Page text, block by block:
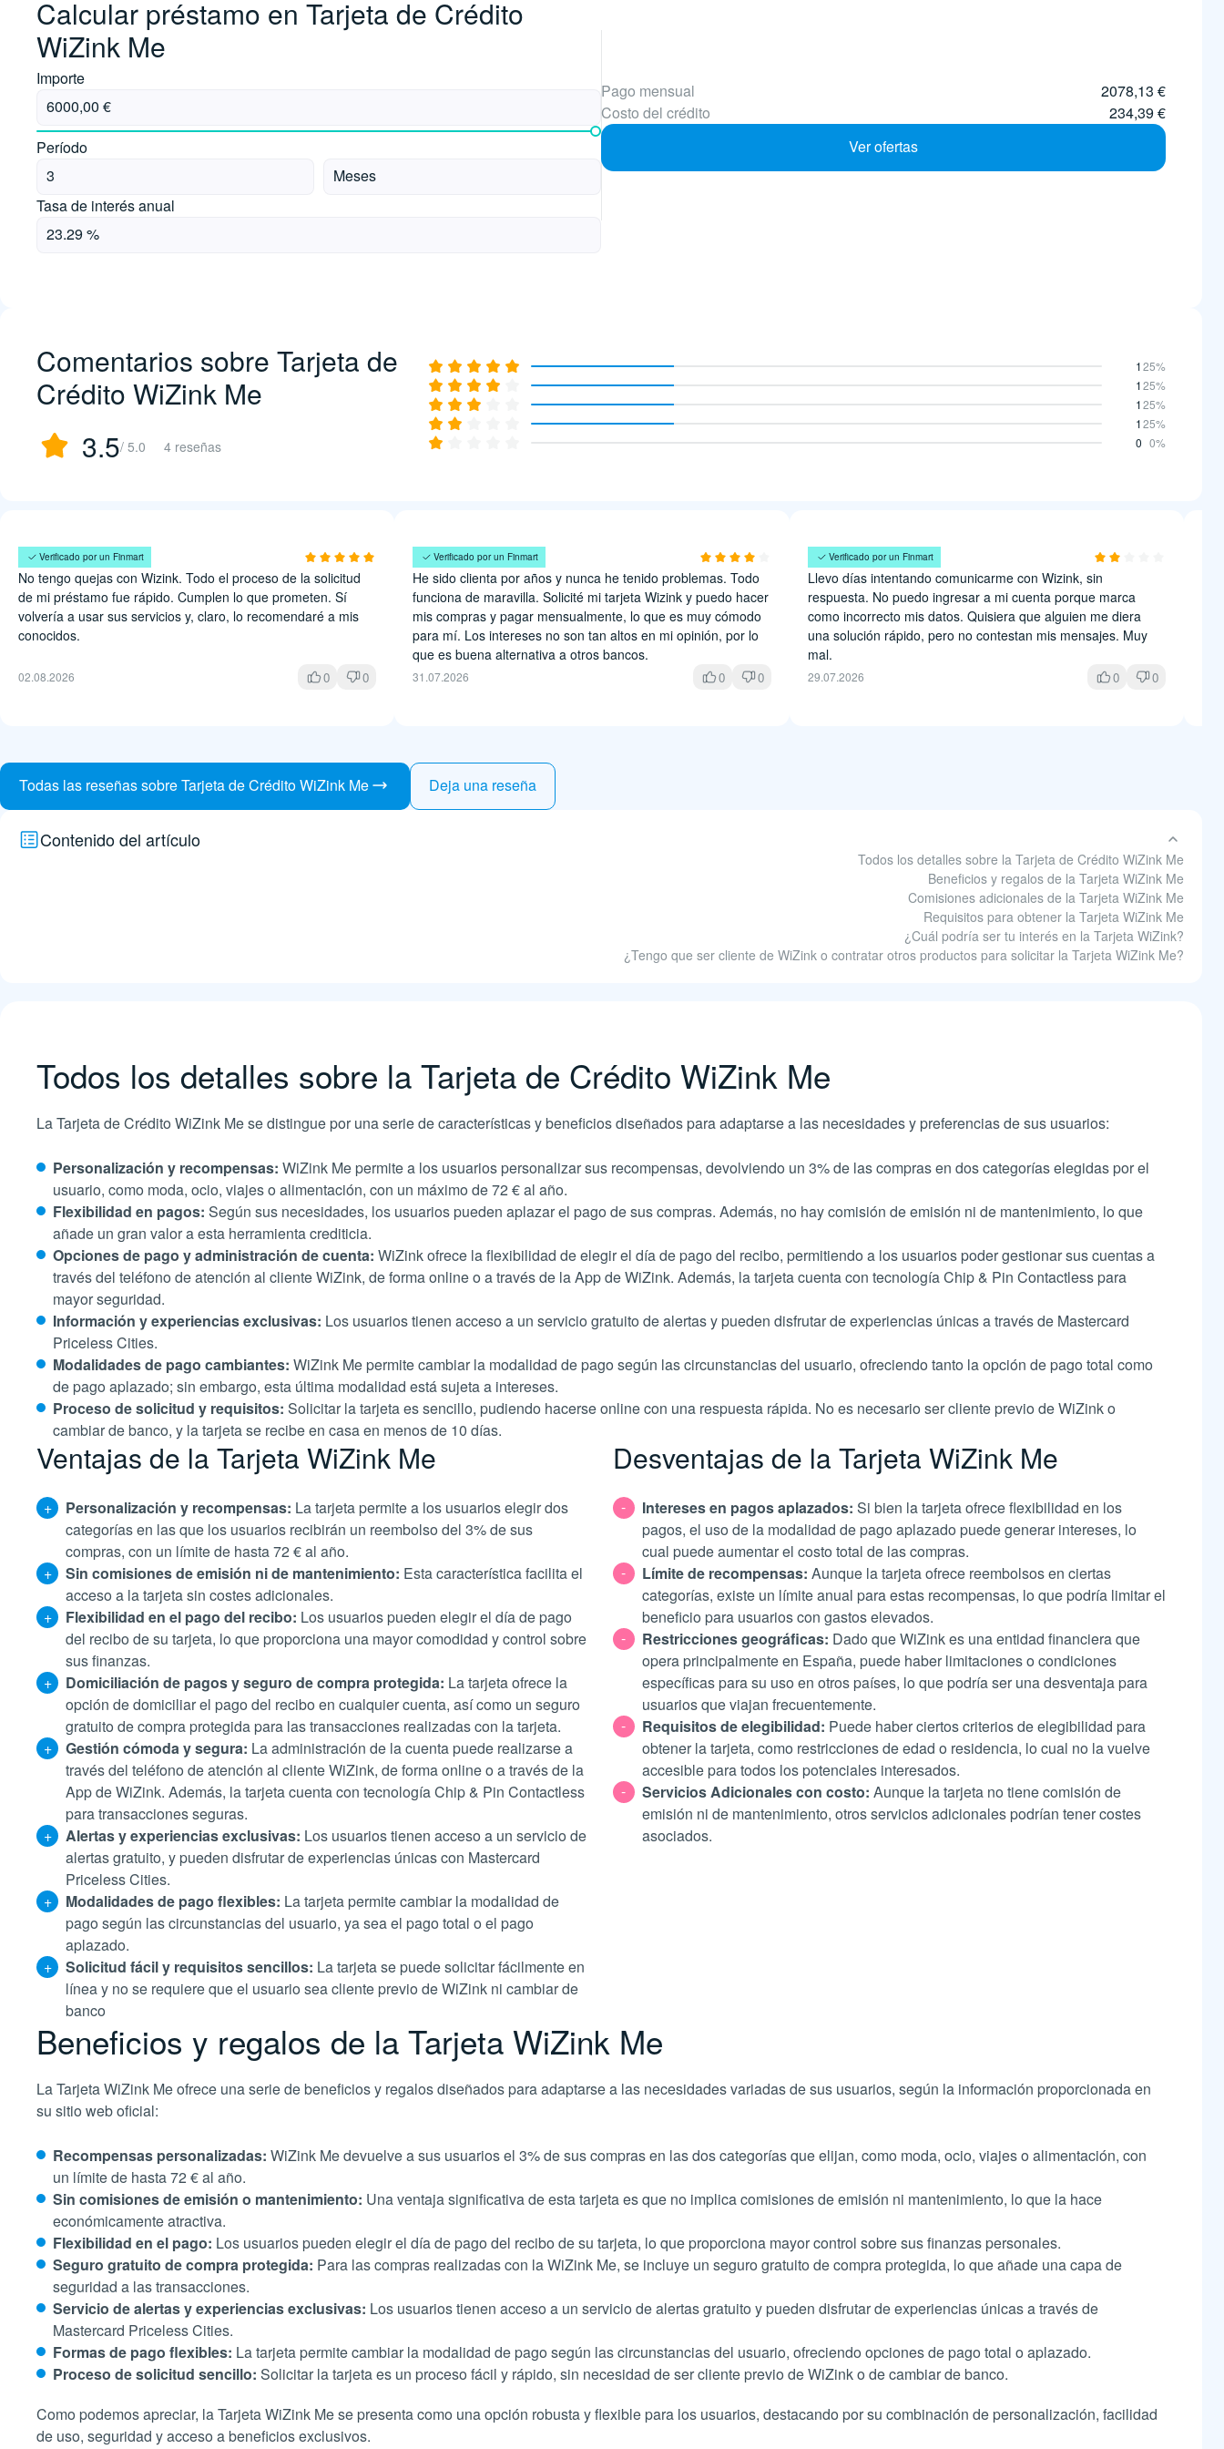
Calcular préstamo en Tarjeta de Crédito
WiZink Me
Importe
Período
Tasa de interés anual
Pago mensual
2078,13 €
Costo del crédito
234,39 €
Ver ofertas
Comentarios sobre Tarjeta de
Crédito WiZink Me
3.5/ 5.0 4 reseñas
125%
125%
125%
125%
0 0%
Fernando Valencia
No tengo quejas con Wizink. Todo el proceso de la solicitud
de mi préstamo fue rápido. Cumplen lo que prometen. Sí
volvería a usar sus servicios y, claro, lo recomendaré a mis
conocidos.
02.08.2026 0 0
Verificado por un Finmart Melissa Orozco
He sido clienta por años y nunca he tenido problemas. Todo
funciona de maravilla. Solicité mi tarjeta Wizink y puedo hacer
mis compras y pagar mensualmente, lo que es muy cómodo
para mí. Los intereses no son tan altos en mi opinión, por lo
que es buena alternativa a otros bancos.
31.07.2026 0 0
Verificado por un Finmart Carmen Carrillo
Llevo días intentando comunicarme con Wizink, sin
respuesta. No puedo ingresar a mi cuenta porque marca
como incorrecto mis datos. Quisiera que alguien me diera
una solución rápido, pero no contestan mis mensajes. Muy
mal.
29.07.2026 0 0
Verificado por un Finmart
Todas las reseñas sobre Tarjeta de Crédito WiZink Me Deja una reseña
Contenido del artículo
Todos los detalles sobre la Tarjeta de Crédito WiZink Me
Beneficios y regalos de la Tarjeta WiZink Me
Comisiones adicionales de la Tarjeta WiZink Me
Requisitos para obtener la Tarjeta WiZink Me
¿Cuál podría ser tu interés en la Tarjeta WiZink?
¿Tengo que ser cliente de WiZink o contratar otros productos para solicitar la Tarjeta WiZink Me?
Todos los detalles sobre la Tarjeta de Crédito WiZink Me
La Tarjeta de Crédito WiZink Me se distingue por una serie de características y beneficios diseñados para adaptarse a las necesidades y preferencias de sus usuarios:
Personalización y recompensas: WiZink Me permite a los usuarios personalizar sus recompensas, devolviendo un 3% de las compras en dos categorías elegidas por el
usuario, como moda, ocio, viajes o alimentación, con un máximo de 72 € al año​​.
Flexibilidad en pagos: Según sus necesidades, los usuarios pueden aplazar el pago de sus compras. Además, no hay comisión de emisión ni de mantenimiento, lo que
añade un gran valor​​ a esta herramienta crediticia.
Opciones de pago y administración de cuenta: WiZink ofrece la flexibilidad de elegir el día de pago del recibo, permitiendo a los usuarios poder gestionar sus cuentas a
través del teléfono de atención al cliente WiZink, de forma online o a través de la App de WiZink. Además, la tarjeta cuenta con tecnología Chip & Pin Contactless para
mayor seguridad​​.
Información y experiencias exclusivas: Los usuarios tienen acceso a un servicio gratuito de alertas y pueden disfrutar de experiencias únicas a través de Mastercard
Priceless Cities​​.
Modalidades de pago cambiantes: WiZink Me permite cambiar la modalidad de pago según las circunstancias del usuario, ofreciendo tanto la opción de pago total como
de pago aplazado; sin embargo, esta última modalidad está sujeta a intereses​​.
Proceso de solicitud y requisitos: Solicitar la tarjeta es sencillo, pudiendo hacerse online con una respuesta rápida. No es necesario ser cliente previo de WiZink o
cambiar de banco, y la tarjeta se recibe en casa en menos de 10 días​​.
Ventajas de la Tarjeta WiZink Me
Personalización y recompensas: La tarjeta permite a los usuarios elegir dos
categorías en las que los usuarios recibirán un reembolso del 3% de sus
compras, con un límite de hasta 72 € al año​​.
Sin comisiones de emisión ni de mantenimiento: Esta característica facilita el
acceso a la tarjeta sin costes adicionales.
Flexibilidad en el pago del recibo: Los usuarios pueden elegir el día de pago
del recibo de su tarjeta, lo que proporciona una mayor comodidad y control sobre
sus finanzas​​.
Domiciliación de pagos y seguro de compra protegida: La tarjeta ofrece la
opción de domiciliar el pago del recibo en cualquier cuenta, así como un seguro
gratuito de compra protegida para las transacciones realizadas con la tarjeta​​.
Gestión cómoda y segura: La administración de la cuenta puede realizarse a
través del teléfono de atención al cliente WiZink, de forma online o a través de la
App de WiZink. Además, la tarjeta cuenta con tecnología Chip & Pin Contactless
para transacciones seguras​​.
Alertas y experiencias exclusivas: Los usuarios tienen acceso a un servicio de
alertas gratuito, y pueden disfrutar de experiencias únicas con Mastercard
Priceless Cities​​.
Modalidades de pago flexibles: La tarjeta permite cambiar la modalidad de
pago según las circunstancias del usuario, ya sea el pago total o el pago
aplazado​​.
Solicitud fácil y requisitos sencillos: La tarjeta se puede solicitar fácilmente en
línea y no se requiere que el usuario sea cliente previo de WiZink ni cambiar de
banco
Desventajas de la Tarjeta WiZink Me
Intereses en pagos aplazados: Si bien la tarjeta ofrece flexibilidad en los
pagos, el uso de la modalidad de pago aplazado puede generar intereses, lo
cual puede aumentar el costo total de las compras.
Límite de recompensas: Aunque la tarjeta ofrece reembolsos en ciertas
categorías, existe un límite anual para estas recompensas, lo que podría limitar el
beneficio para usuarios con gastos elevados.
Restricciones geográficas: Dado que WiZink es una entidad financiera que
opera principalmente en España, puede haber limitaciones o condiciones
específicas para su uso en otros países, lo que podría ser una desventaja para
usuarios que viajan frecuentemente.
Requisitos de elegibilidad: Puede haber ciertos criterios de elegibilidad para
obtener la tarjeta, como restricciones de edad o residencia, lo cual no la vuelve
accesible para todos los potenciales interesados.
Servicios Adicionales con costo: Aunque la tarjeta no tiene comisión de
emisión ni de mantenimiento, otros servicios adicionales podrían tener costes
asociados.
Beneficios y regalos de la Tarjeta WiZink Me
La Tarjeta WiZink Me ofrece una serie de beneficios y regalos diseñados para adaptarse a las necesidades variadas de sus usuarios, según la información proporcionada en
su sitio web oficial:
Recompensas personalizadas: WiZink Me devuelve a sus usuarios el 3% de sus compras en las dos categorías que elijan, como moda, ocio, viajes o alimentación, con
un límite de hasta 72 € al año​​.
Sin comisiones de emisión o mantenimiento: Una ventaja significativa de esta tarjeta es que no implica comisiones de emisión ni mantenimiento, lo que la hace
económicamente atractiva​​.
Flexibilidad en el pago: Los usuarios pueden elegir el día de pago del recibo de su tarjeta, lo que proporciona mayor control sobre sus finanzas personales​​.
Seguro gratuito de compra protegida: Para las compras realizadas con la WiZink Me, se incluye un seguro gratuito de compra protegida, lo que añade una capa de
seguridad a las transacciones​​.
Servicio de alertas y experiencias exclusivas: Los usuarios tienen acceso a un servicio de alertas gratuito y pueden disfrutar de experiencias únicas a través de
Mastercard Priceless Cities​​.
Formas de pago flexibles: La tarjeta permite cambiar la modalidad de pago según las circunstancias del usuario, ofreciendo opciones de pago total o aplazado​​.
Proceso de solicitud sencillo: Solicitar la tarjeta es un proceso fácil y rápido, sin necesidad de ser cliente previo de WiZink o de cambiar de banco​​.
Como podemos apreciar, la Tarjeta WiZink Me se presenta como una opción robusta y flexible para los usuarios, destacando por su combinación de personalización, facilidad
de uso, seguridad y acceso a beneficios exclusivos.